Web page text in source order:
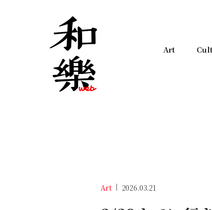
Art
Art 2026.03.21